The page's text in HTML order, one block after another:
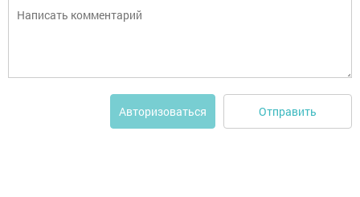
Авторизоваться Отправить